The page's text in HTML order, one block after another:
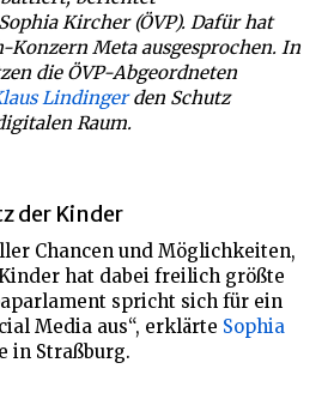
Kircher (ÖVP). Dafür hat
Konzern Meta ausgesprochen. In
die ÖVP-Abgeordneten
Lindingerden Schutz
Raum.
der Kinder
Chancen und Möglichkeiten,
hat dabei freilich größte
spricht sich für ein
Media aus“, erklärte Sophia
in Straßburg.